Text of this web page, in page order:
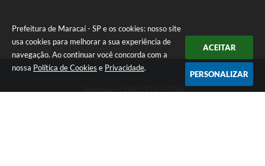
Prefeitura de Maracaí - SP e os cookies: nosso site
usa cookies para melhorar a sua experiência de
navegação. Ao continuar você concorda com a
nossa Política de Cookies e Privacidade.
ACEITAR
PERSONALIZAR
Telefone: (18) 3371-9500